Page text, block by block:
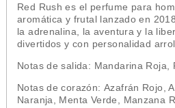
Red Rush es el perfume para
aromática y frutal lanzado en
la adrenalina, la aventura y la
divertidos y con personalidad
Notas de salida: Mandarina Roja,
Notas de corazón: Azafrán Rojo,
Naranja, Menta Verde, Manzana